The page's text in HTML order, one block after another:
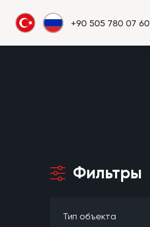
+90 505 780 07 60
Фильтры
Тип объекта